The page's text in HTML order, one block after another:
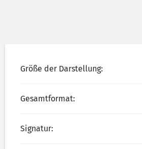
Größe der Darstellung:
Gesamtformat:
Signatur: